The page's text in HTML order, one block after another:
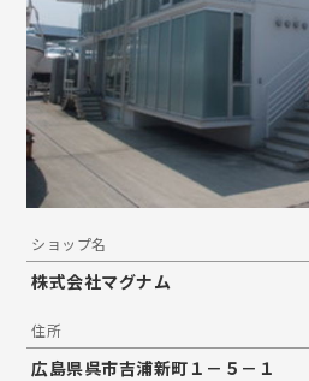
ショップ名
株式会社マグナム
住所
広島県呉市吉浦新町１－５－１